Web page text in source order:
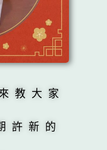
教大家
許新的